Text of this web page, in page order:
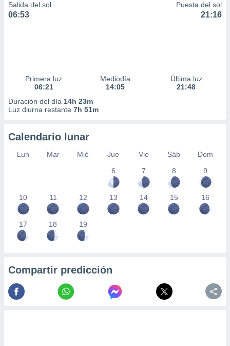
Salida del sol
06:53
Puesta del sol
21:16
Primera luz
06:21
Mediodía
14:05
Última luz
21:48
Duración del día 14h 23m
Luz diurna restante 7h 51m
Calendario lunar
Lun Mar Mié Jue Vie Sáb
Dom
6
7 8 9
10 11 12 13 14 15 16
17 18 19
Compartir predicción